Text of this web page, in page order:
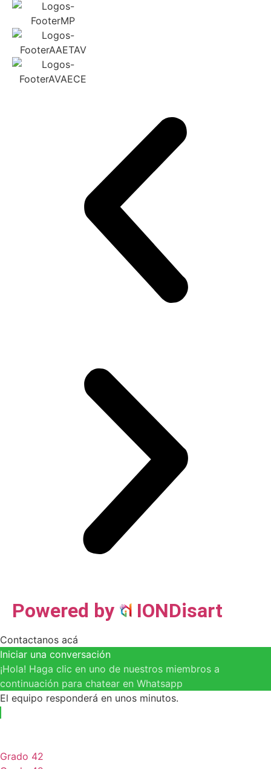
Powered by IONDisart
Contactanos acá
Iniciar una conversación
¡Hola! Haga clic en uno de nuestros miembros a
continuación para chatear en Whatsapp
El equipo responderá en unos minutos.
Grado 42